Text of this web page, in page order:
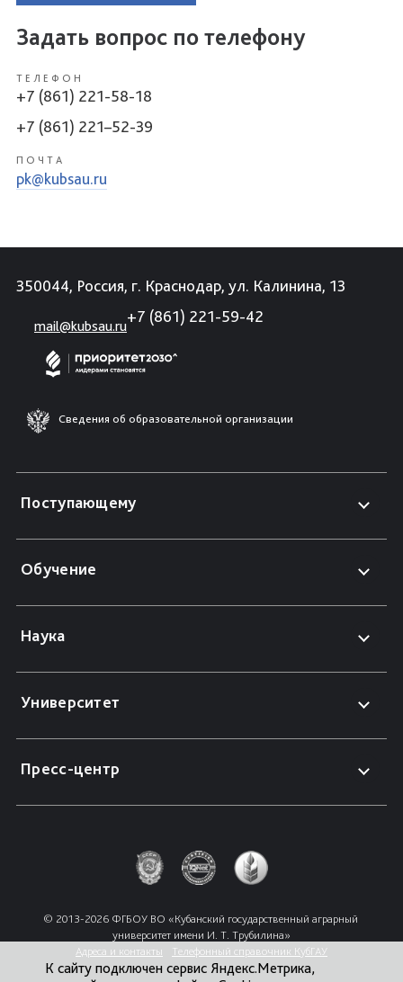
Задать вопрос по телефону
ТЕЛЕФОН
+7 (861) 221-58-18
+7 (861) 221–52-39
ПОЧТА
pk@kubsau.ru
350044, Россия, г. Краснодар, ул. Калинина, 13
mail@kubsau.ru
+7 (861) 221-59-42
Сведения об образовательной организации
Поступающему
Обучение
Наука
Университет
Пресс-центр
© 2013-2026 ФГБОУ ВО «Кубанский государственный аграрный
университет имени И. Т. Трубилина»
Адреса и контакты
Телефонный справочник КубГАУ
К сайту подключен сервис Яндекс.Метрика,